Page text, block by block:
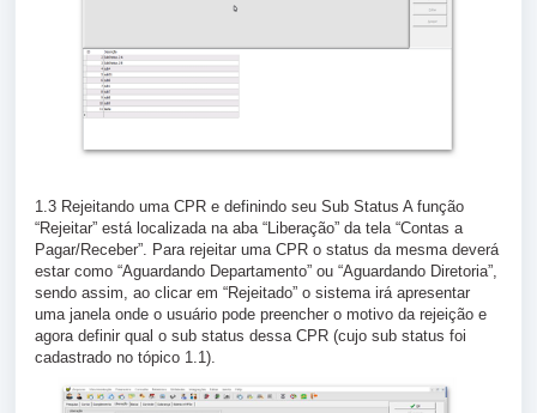
1.3 Rejeitando uma CPR e definindo seu Sub Status A função
“Rejeitar” está localizada na aba “Liberação” da tela “Contas a
Pagar/Receber”. Para rejeitar uma CPR o status da mesma deverá
estar como “Aguardando Departamento” ou “Aguardando Diretoria”,
sendo assim, ao clicar em “Rejeitado” o sistema irá apresentar
uma janela onde o usuário pode preencher o motivo da rejeição e
agora definir qual o sub status dessa CPR (cujo sub status foi
cadastrado no tópico 1.1).